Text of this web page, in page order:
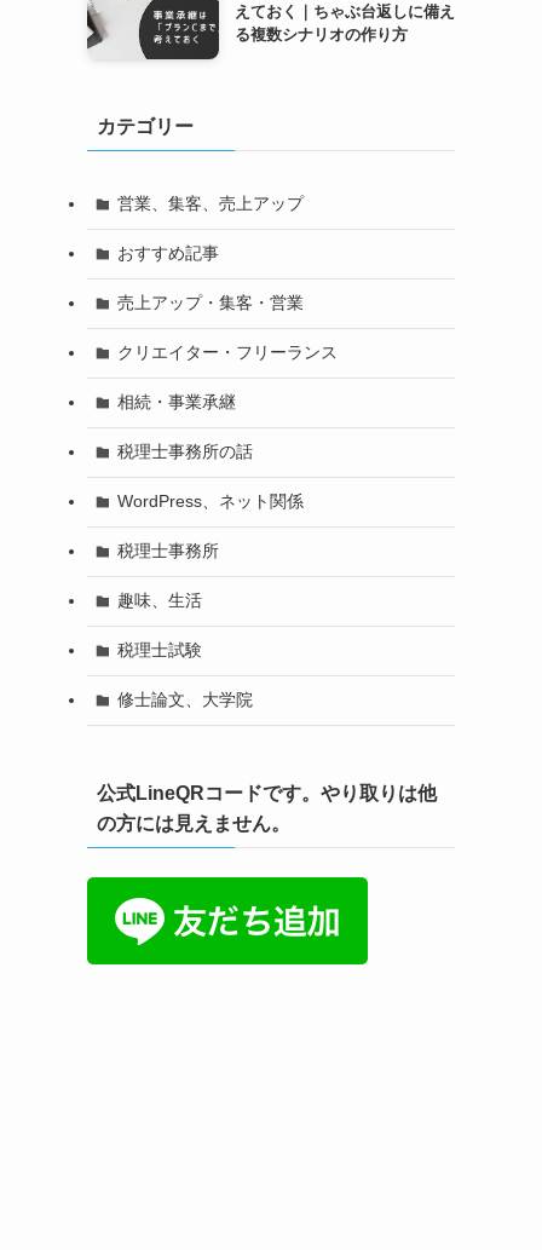
えておく｜ちゃぶ台返しに備え
る複数シナリオの作り方
カテゴリー
営業、集客、売上アップ
おすすめ記事
売上アップ・集客・営業
クリエイター・フリーランス
相続・事業承継
税理士事務所の話
WordPress、ネット関係
税理士事務所
趣味、生活
税理士試験
修士論文、大学院
公式LineQRコードです。やり取りは他
の方には見えません。